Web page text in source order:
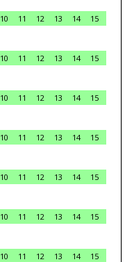
10 11 12 13 14
15
10 11 12 13 14
15
10 11 12 13 14
15
10 11 12 13 14
15
10 11 12 13 14
15
10 11 12 13 14
15
10 11 12 13 14
15